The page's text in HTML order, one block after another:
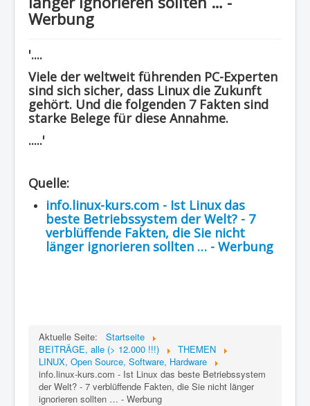
KULTUR
WISSEN - aktuell
Region - BBSifi
Verlag
Werbung
'....
Viele der weltweit führenden PC-Experten
sind sich sicher, dass Linux die Zukunft
gehört. Und die folgenden 7 Fakten sind
starke Belege für diese Annahme.
.....'
Quelle:
info.linux-kurs.com - Ist Linux das
beste Betriebssystem der Welt? - 7
verblüffende Fakten, die Sie nicht
länger ignorieren sollten … - Werbung
Aktuelle Seite:
Startseite
BEITRÄGE, alle (> 12.000 !!!)
THEMEN
LINUX, Open Source, Software, Hardware
info.linux-kurs.com - Ist Linux das beste Betriebssystem
der Welt? - 7 verblüffende Fakten, die Sie nicht länger
ignorieren sollten … - Werbung